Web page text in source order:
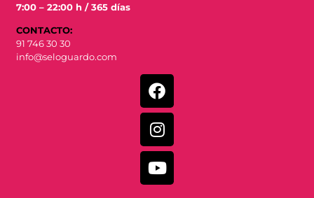
7:00 – 22:00 h / 365 días
CONTACTO:
91 746 30 30
info@seloguardo.com